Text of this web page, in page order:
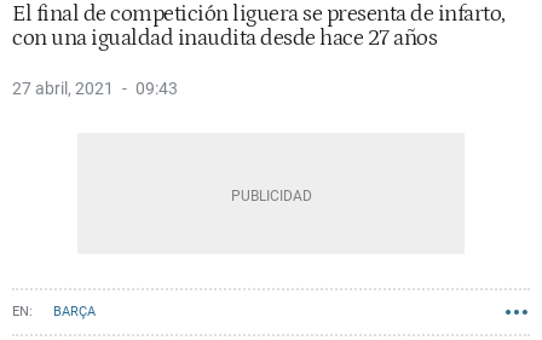
El final de competición liguera se presenta de infarto,
con una igualdad inaudita desde hace 27 años
27 abril, 2021 09:43
BARÇA